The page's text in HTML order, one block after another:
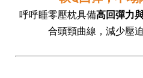
呼呼睡零壓枕具備高回彈力
合頭頸曲線，減少壓